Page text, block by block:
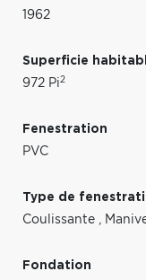
1962
Superficie
972 Pi2
Fenestration
PVC
Type de
Coulissante ,
Fondation